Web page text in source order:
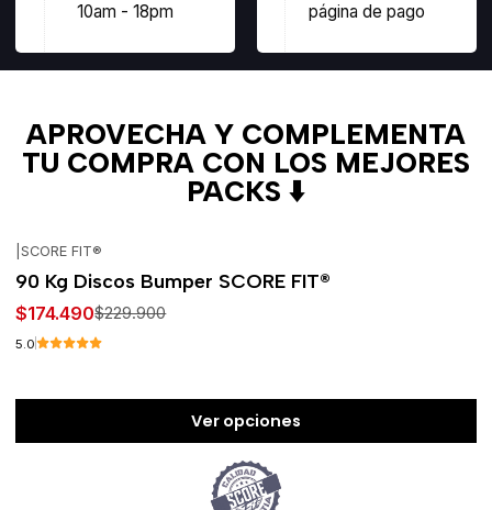
10am - 18pm
página de pago
APROVECHA Y COMPLEMENTA
TU COMPRA CON LOS MEJORES
PACKS ⬇️
|SCORE FIT®
90 Kg Discos Bumper SCORE FIT®
$174.490$229.900
5.0
Ver opciones